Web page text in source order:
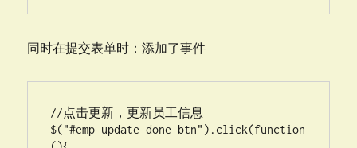
同时在提交表单时：添加了事件
//点击更新，更新员工信息
$("#emp_update_done_btn").click(function